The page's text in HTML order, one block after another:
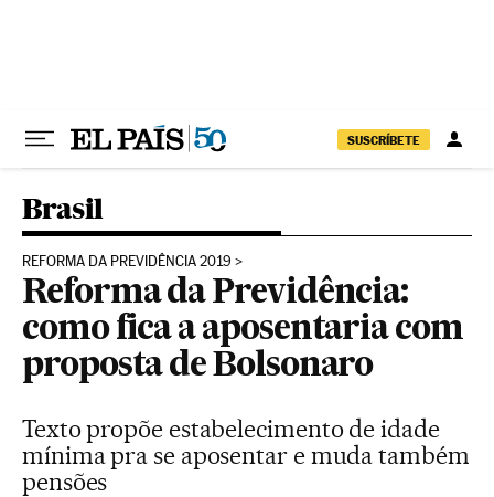
SUSCRÍBETE
Brasil
REFORMA DA PREVIDÊNCIA 2019
Reforma da Previdência:
como fica a aposentaria com
proposta de Bolsonaro
Texto propõe estabelecimento de idade
mínima pra se aposentar e muda também
pensões